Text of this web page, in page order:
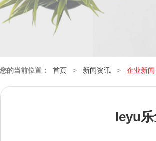
您的当前位置： 首页 > 新闻资讯 > 企业新闻
leyu